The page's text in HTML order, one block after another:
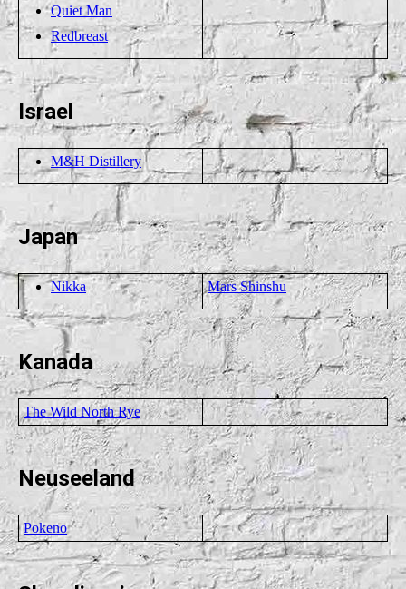
Quiet Man
Redbreast
Israel
M&H Distillery
Japan
Nikka Mars Shinshu
Kanada
The Wild North Rye
Neuseeland
Pokeno